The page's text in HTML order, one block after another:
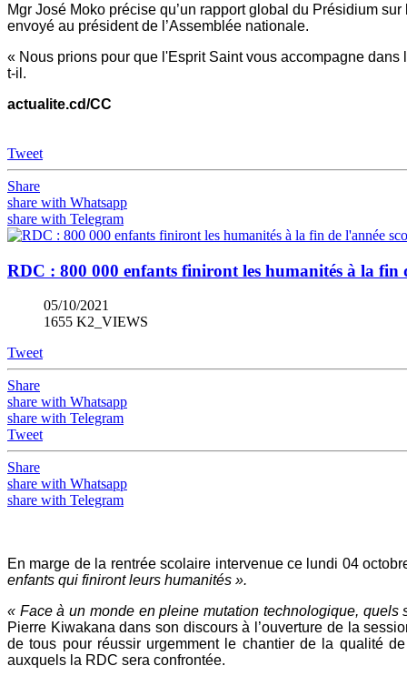
Mgr José Moko précise qu’un rapport global du Présidium
envoyé au président de l’Assemblée nationale.
« Nous prions pour que l'Esprit Saint vous accompagne
t-il.
actualite.cd/CC
Tweet
Share
share with Whatsapp
share with Telegram
RDC : 800 000 enfants finiront les humanités à la fin
05/10/2021
1655 K2_VIEWS
Tweet
Share
share with Whatsapp
share with Telegram
Tweet
Share
share with Whatsapp
share with Telegram
En marge de la rentrée scolaire intervenue ce lundi 04
enfants qui finiront leurs humanités ».
« Face à un monde en pleine mutation technologique, quels
Pierre Kiwakana dans son discours à l’ouverture de la
de tous pour réussir urgemment le chantier de la qualité
auxquels la RDC sera confrontée.